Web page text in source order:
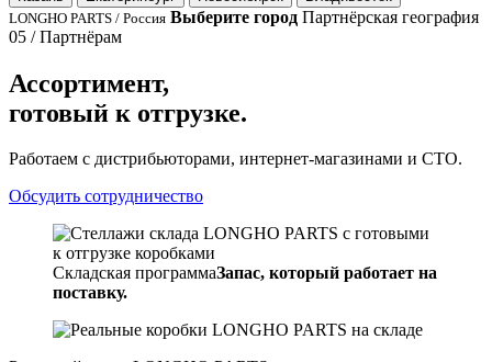
LONGHO PARTS / Россия Выберите город Партнёрская география
05 / Партнёрам
Ассортимент,
готовый к отгрузке.
Работаем с дистрибьюторами, интернет-магазинами и СТО.
Обсудить сотрудничество
Складская программаЗапас, который работает на
поставку.